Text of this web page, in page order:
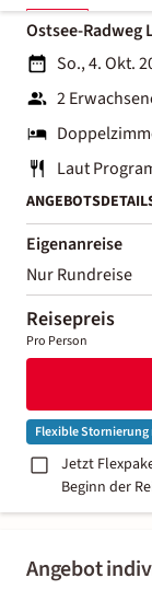
Angebot
Ostsee-Radweg
So., 4. Okt.
2
Laut
Eigenanreise
Nur Rundreise
Reisepreis
Pro Person
Flexible
Jetzt
Beginn der